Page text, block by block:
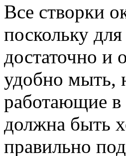
Все створки
поскольку
достаточно и
удобно мыть,
работающие
должна быть
правильно